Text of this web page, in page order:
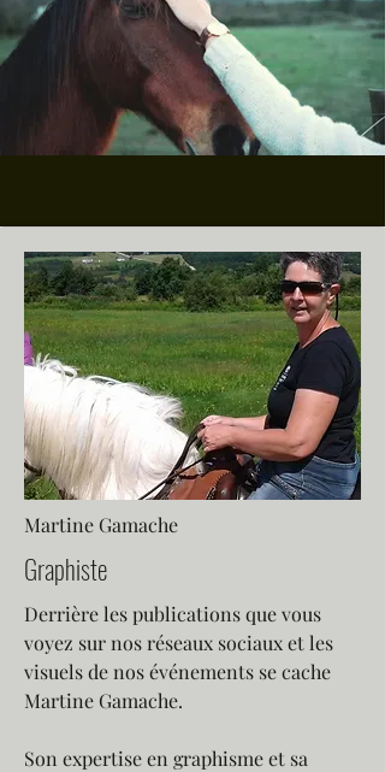
Martine Gamache
Graphiste
Derrière les publications que vous
voyez sur nos réseaux sociaux et les
visuels de nos événements se cache
Martine Gamache.
Son expertise en graphisme et sa